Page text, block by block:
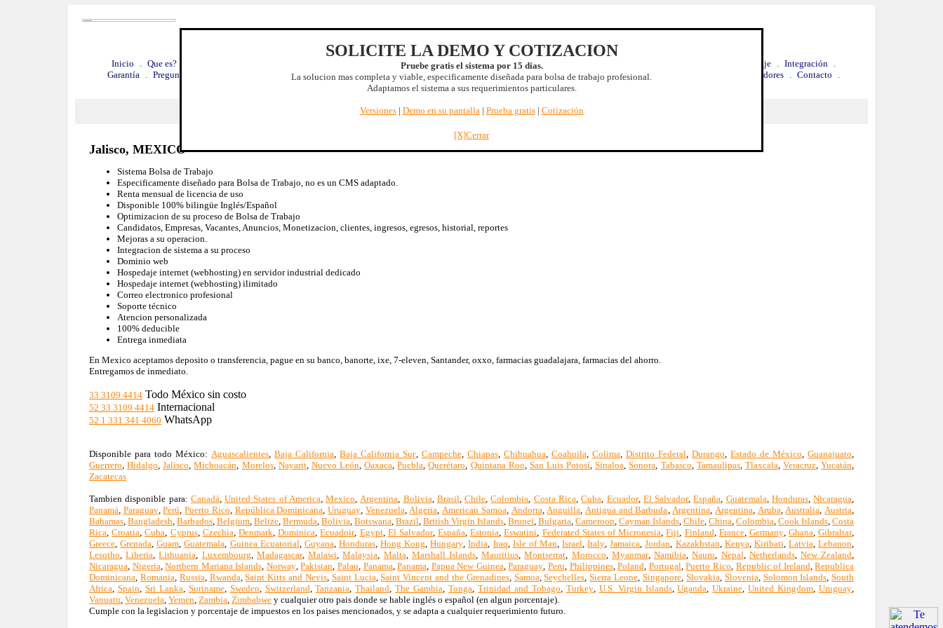
SOLICITE LA DEMO Y COTIZACION
Pruebe gratis el sistema por 15 dias.
La solucion mas completa y viable, especificamente diseñada para bolsa de trabajo profesional.
Adaptamos el sistema a sus requerimientos particulares.
Versiones| Demo en su pantalla | Prueba gratis| Cotización
[X]Cerrar
Inicio . Que es? . Versiones . Diseño . Flujo . Operacion Hospedaje . Integración
.
Garantía
. Preguntas frecuentes Requerimientos . Respaldo . Soporte . Entrega inmediata . Características futuras . Demo . Precios y Contratación Distribuidores . Contacto
.
Quiénes somos . Acerca de . English version |2026/08/09 04:43:26
Beneficio extra: Su propio sistema de bolsa de trabajo. | Mas beneficios
Jalisco, MEXICO
Sistema Bolsa de Trabajo
Especificamente diseñado para Bolsa de Trabajo, no es un CMS adaptado.
Renta mensual de licencia de uso
Disponible 100% bilingüe Inglés/Español
Optimizacion de su proceso de Bolsa de Trabajo
Candidatos, Empresas, Vacantes, Anuncios, Monetizacion, clientes, ingresos, egresos, historial, reportes
Mejoras a su operacion.
Integracion de sistema a su proceso
Dominio web
Hospedaje internet (webhosting) en servidor industrial dedicado
Hospedaje internet (webhosting) ilimitado
Correo electronico profesional
Soporte técnico
Atencion personalizada
100% deducible
Entrega inmediata
En Mexico aceptamos deposito o transferencia, pague en su banco, banorte, ixe, 7-eleven, Santander, oxxo, farmacias guadalajara, farmacias del ahorro.
Entregamos de inmediato.
33 3109 4414 Todo México sin costo
52 33 3109 4414 Internacional
52 1 331 341 4060 WhatsApp
Disponible para todo México:Aguascalientes,Baja California,Baja California Sur, Campeche, Chiapas, Chihuahua, Coahuila, Colima, Distrito Federal, Durango,Estado de México,Guanajuato,
Guerrero,Hidalgo,Jalisco,Michoacán, Morelos, Nayarit, Nuevo León,Oaxaca,Puebla,Querétaro, Quintana Roo, San Luis Potosí,Sinaloa,Sonora, Tabasco, Tamaulipas, Tlaxcala, Veracruz,Yucatán,
Zacatecas
Tambien disponible para: Canadá,United States of America,Mexico,Argentina, Bolivia, Brasil,Chile,Colombia, Costa Rica,Cuba, Ecuador, El Salvador,España, Guatemala, Honduras,Nicaragua,
Panamá, Paraguay,Perú,Puerto Rico, República Dominicana,Uruguay, Venezuela,Algeria,American Samoa, Andorra,Anguilla,Antigua and Barbuda,Argentina, Argentina, Aruba,Australia,Austria,
Bahamas, Bangladesh, Barbados, Belgium, Belize, Bermuda, Bolivia, Botswana, Brazil, British Virgin Islands, Brunei, Bulgaria, Cameroon, Cayman Islands, Chile, China, Colombia, Cook Islands, Costa
Rica,Croatia,Cuba, Cyprus, Czechia, Denmark,Dominica,Ecuadoir, Egypt, El Salvador,España,Estonia,Eswatini, Federated States of Micronesia,Fiji, Finland, France, Germany,Ghana,Gibraltar,
Greece,Grenada,Guam,Guatemala, Guinea Ecuatorial, Guyana, Honduras, Hong Kong,Hungary,India, Iraq, Isle of Man, Israel,Italy,Jamaica,Jordan, Kazakhstan, Kenya, Kiribati, Latvia, Lebanon,
Lesotho,Liberia,Lithuania, Luxembourg, Madagascar,Malawi,Malaysia, Malta, Marshall Islands,Mauritius,Montserrat, Morocco, Myanmar,Namibia,Nauru, Nepal, Netherlands, New Zealand,
Nicaragua, Nigeria,Northern Mariana Islands, Norway,Pakistan,Palau, Panama,Panama, Papua New Guinea,Paraguay,Peru, Philippines,Poland, Portugal,Puerto Rico, Republic of Ireland,Republica
Dominicana, Romania, Russia, Rwanda,Saint Kitts and Nevis, Saint Lucia,Saint Vincent and the Grenadines, Samoa,Seychelles,Sierra Leone, Singapore, Slovakia, Slovenia, Solomon Islands,South
Africa, Spain, Sri Lanka, Suriname, Sweden, Switzerland,Tanzania,Thailand,The Gambia,Tonga,Trinidad and Tobago, Turkey, U.S. Virgin Islands,Uganda,Ukraine,United Kingdom,Uruguay,
Vanuatu, Venezuela, Yemen, Zambia, Zimbabwe y cualquier otro pais donde se hable inglés o español (en algun porcentaje).
Cumple con la legislacion y porcentaje de impuestos en los paises mencionados, y se adapta a cualquier requerimiento futuro.